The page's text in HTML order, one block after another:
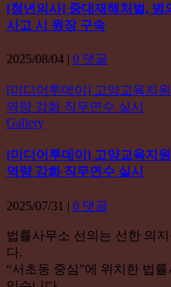
[청년의사] 중대재해처벌,
사고 시 원장 구속
2025/08/04 | 0 댓글
[미디어투데이] 고양교육지
역량 강화 직무연수 실시
Gallery
[미디어투데이] 고양교육지
역량 강화 직무연수 실시
2025/07/31 | 0 댓글
법률사무소 선의는 선한 의
다.
“서초동 중심”에 위치한 법